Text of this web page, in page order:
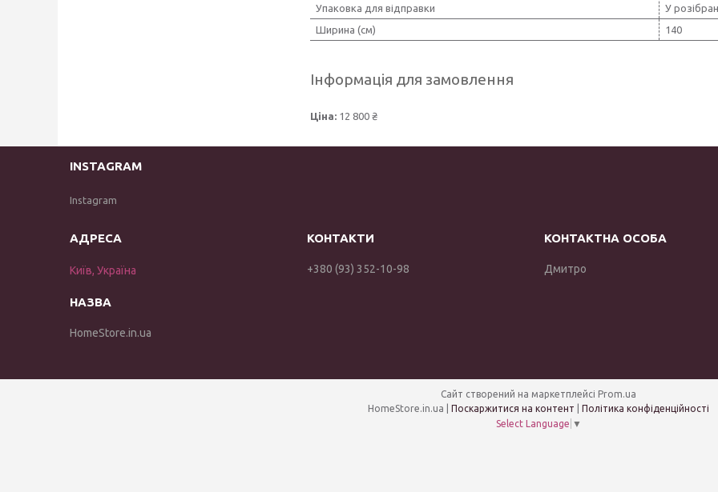
Упаковка для відправки
У
Ширина (см)
140
Інформація для замовлення
Ціна: 12 800 ₴
INSTAGRAM
Instagram
Київ, Україна
HomeStore.in.ua
+380 (93) 352-10-98 Дмитро
Сайт створений на маркетплейсі Prom.ua
Поскаржитися на контент
Політика конфіденційності
Select Language ▼